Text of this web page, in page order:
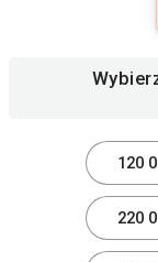
120
220